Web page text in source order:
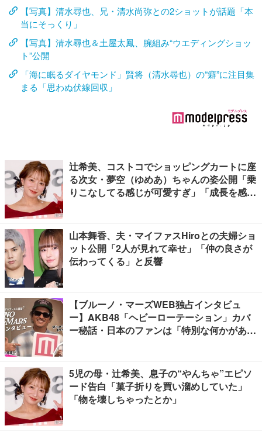
【写真】清水尋也、兄・清水尚弥との2ショットが話題「本
当にそっくり」
【写真】清水尋也＆土屋太鳳、腕組み“ウエディングショッ
ト”公開
「海に眠るダイヤモンド」賢将（清水尋也）の“癖”に注目集
まる「思わぬ伏線回収」
辻希美、コストコでショッピングカートに座
る次女・夢空（ゆめあ）ちゃんの姿公開「乗
りこなしてる感じが可愛すぎ」「成長を感じ
山本舞香、夫・マイファスHiroとの夫婦ショ
ット公開「2人が見れて幸せ」「仲の良さが
伝わってくる」と反響
【ブルーノ・マーズWEB独占インタビュ
ー】AKB48「ヘビーローテーション」カバ
ー秘話・日本のファンは「特別な何かがあ
5児の母・辻希美、息子の“やんちゃ”エピソ
ード告白「菓子折りを買い溜めしていた」
「物を壊しちゃったとか」